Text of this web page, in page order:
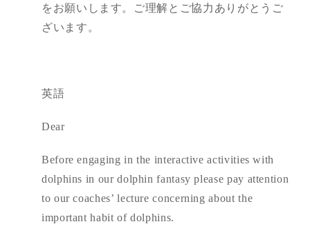
をお願いします。ご理解とご協力ありがとうご
ざいます。
英語
Dear
Before engaging in the interactive activities with
dolphins in our dolphin fantasy please pay attention
to our coaches’ lecture concerning about the
important habit of dolphins.